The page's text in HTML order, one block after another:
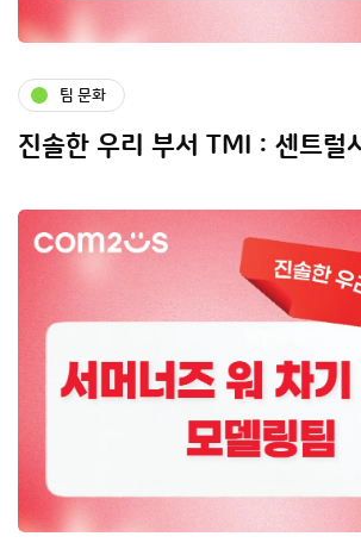
팀 문화
진솔한 우리 부서 TMI : 센트럴